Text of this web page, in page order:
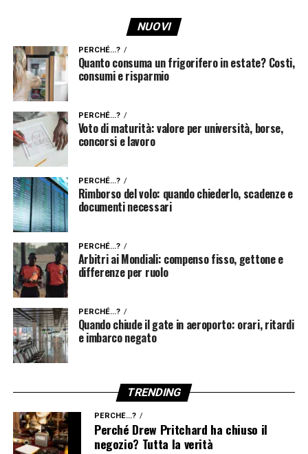
NUOVI
PERCHÉ...?
Quanto consuma un frigorifero in estate? Costi,
consumi e risparmio
PERCHÉ...?
Voto di maturità: valore per università, borse,
concorsi e lavoro
PERCHÉ...?
Rimborso del volo: quando chiederlo, scadenze e
documenti necessari
PERCHÉ...?
Arbitri ai Mondiali: compenso fisso, gettone e
differenze per ruolo
PERCHÉ...?
Quando chiude il gate in aeroporto: orari, ritardi
e imbarco negato
TRENDING
PERCHÉ...?
Perché Drew Pritchard ha chiuso il
negozio? Tutta la verità